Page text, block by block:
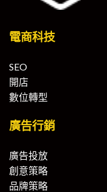
電商科技
SEO
開店
數位轉型
廣告行銷
廣告投放
創意策略
品牌策略